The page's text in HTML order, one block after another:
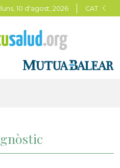
10 d'agost, 2026 CAT